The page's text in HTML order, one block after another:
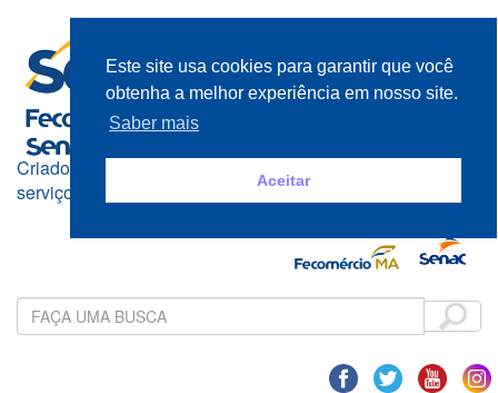
Criado e mantido pelos empresários do comércio de bens,
serviços e turismo
Este site usa cookies para garantir que você
obtenha a melhor experiência em nosso site.
Saber mais
Aceitar